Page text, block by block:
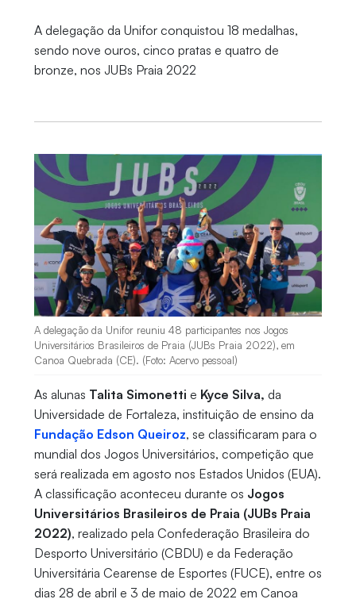
A delegação da Unifor conquistou 18 medalhas,
sendo nove ouros, cinco pratas e quatro de
bronze, nos JUBs Praia 2022
A delegação da Unifor reuniu 48 participantes nos Jogos
Universitários Brasileiros de Praia (JUBs Praia 2022), em
Canoa Quebrada (CE). (Foto: Acervo pessoal)
As alunas Talita Simonetti e Kyce Silva, da
Universidade de Fortaleza, instituição de ensino da
Fundação Edson Queiroz, se classificaram para o
mundial dos Jogos Universitários, competição que
será realizada em agosto nos Estados Unidos (EUA).
A classificação aconteceu durante os Jogos
Universitários Brasileiros de Praia (JUBs Praia
2022), realizado pela Confederação Brasileira do
Desporto Universitário (CBDU) e da Federação
Universitária Cearense de Esportes (FUCE), entre os
dias 28 de abril e 3 de maio de 2022 em Canoa